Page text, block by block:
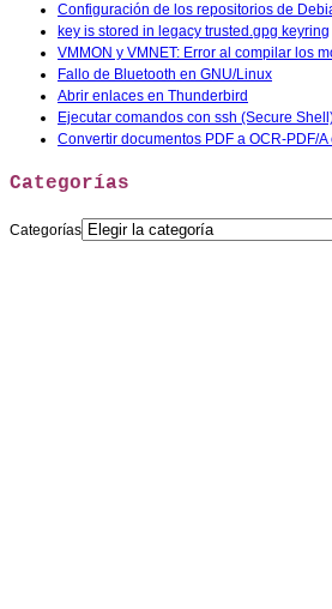
Configuración de los repositorios de
key is stored in legacy trusted.gpg keyring
VMMON y VMNET: Error al compilar los
Fallo de Bluetooth en GNU/Linux
Abrir enlaces en Thunderbird
Ejecutar comandos con ssh (Secure
Convertir documentos PDF a OCR-PDF/
Categorías
Categorías